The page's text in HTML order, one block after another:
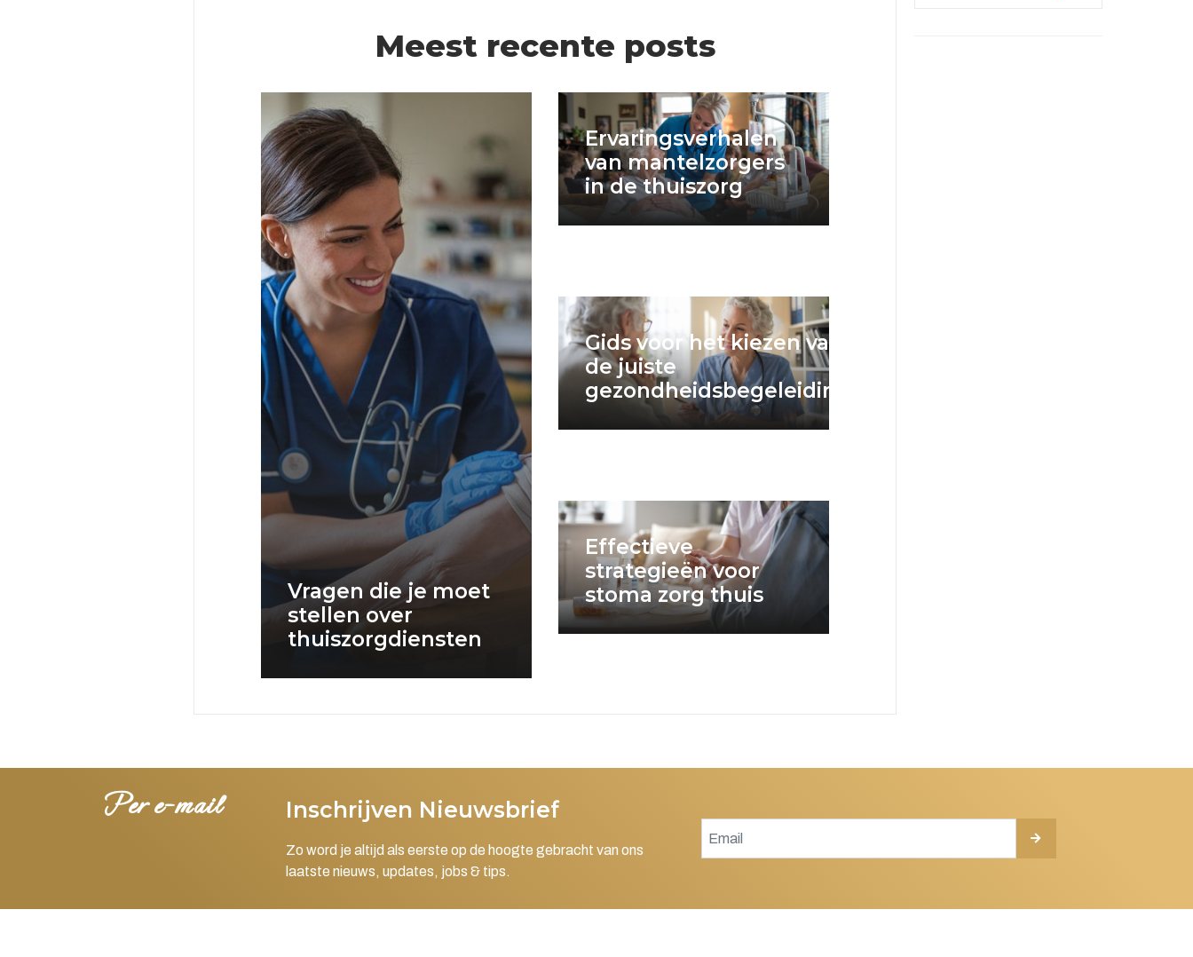
Meest recente posts
Vragen die je moet
stellen over
thuiszorgdiensten
Ervaringsverhalen
van mantelzorgers
in de thuiszorg
Gids voor het kiezen van
de juiste
gezondheidsbegeleiding
Effectieve
strategieën voor
stoma zorg thuis
Per e-mail Inschrijven Nieuwsbrief
Zo word je altijd als eerste op de hoogte gebracht van ons
laatste nieuws, updates, jobs & tips.